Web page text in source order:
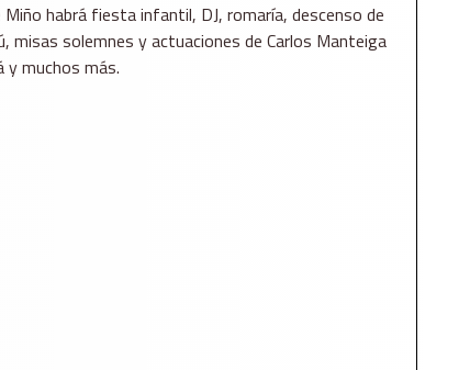
habrá fiesta infantil, DJ, romaría, descenso de
misas solemnes y actuaciones de Carlos Manteiga
y muchos más.